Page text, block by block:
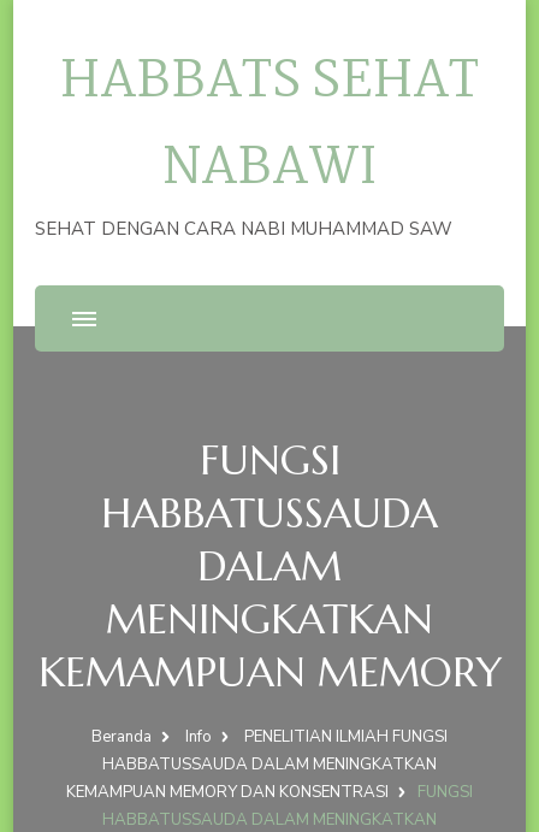
HABBATS SEHAT
NABAWI
SEHAT DENGAN CARA NABI MUHAMMAD SAW
FUNGSI
HABBATUSSAUDA
DALAM
MENINGKATKAN
KEMAMPUAN MEMORY
Beranda Info
PENELITIAN ILMIAH FUNGSI
HABBATUSSAUDA DALAM MENINGKATKAN
KEMAMPUAN MEMORY DAN KONSENTRASI
FUNGSI
HABBATUSSAUDA DALAM MENINGKATKAN